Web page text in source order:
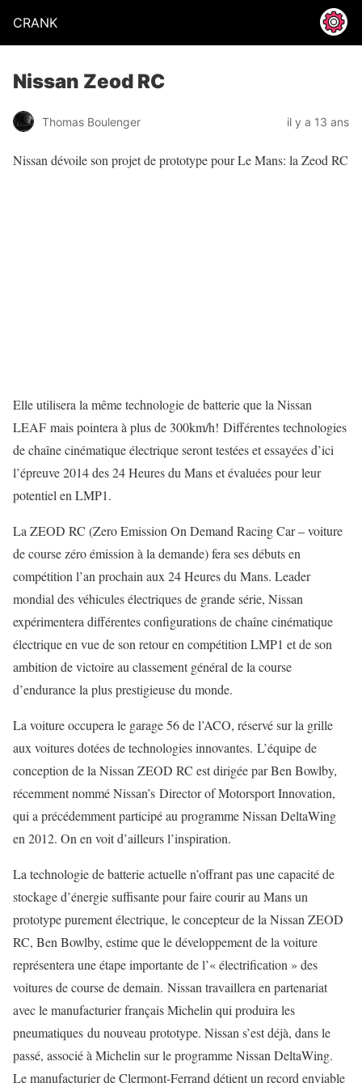
CRANK
Nissan Zeod RC
Thomas Boulenger il y a 13 ans
Nissan dévoile son projet de prototype pour Le Mans: la Zeod RC
Elle utilisera la même technologie de batterie que la Nissan
LEAF mais pointera à plus de 300km/h! Différentes technologies
de chaîne cinématique électrique seront testées et essayées d’ici
l’épreuve 2014 des 24 Heures du Mans et évaluées pour leur
potentiel en LMP1.
La ZEOD RC (Zero Emission On Demand Racing Car – voiture
de course zéro émission à la demande) fera ses débuts en
compétition l’an prochain aux 24 Heures du Mans. Leader
mondial des véhicules électriques de grande série, Nissan
expérimentera différentes configurations de chaîne cinématique
électrique en vue de son retour en compétition LMP1 et de son
ambition de victoire au classement général de la course
d’endurance la plus prestigieuse du monde.
La voiture occupera le garage 56 de l’ACO, réservé sur la grille
aux voitures dotées de technologies innovantes. L’équipe de
conception de la Nissan ZEOD RC est dirigée par Ben Bowlby,
récemment nommé Nissan’s Director of Motorsport Innovation,
qui a précédemment participé au programme Nissan DeltaWing
en 2012. On en voit d’ailleurs l’inspiration.
La technologie de batterie actuelle n’offrant pas une capacité de
stockage d’énergie suffisante pour faire courir au Mans un
prototype purement électrique, le concepteur de la Nissan ZEOD
RC, Ben Bowlby, estime que le développement de la voiture
représentera une étape importante de l’« électrification » des
voitures de course de demain. Nissan travaillera en partenariat
avec le manufacturier français Michelin qui produira les
pneumatiques du nouveau prototype. Nissan s’est déjà, dans le
passé, associé à Michelin sur le programme Nissan DeltaWing.
Le manufacturier de Clermont-Ferrand détient un record enviable